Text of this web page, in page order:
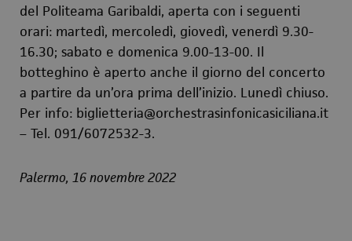
del Politeama Garibaldi, aperta con i seguenti
orari: martedì, mercoledì, giovedì, venerdì 9.30-
16.30; sabato e domenica 9.00-13-00. Il
botteghino è aperto anche il giorno del concerto
a partire da un’ora prima dell’inizio. Lunedì chiuso.
Per info: biglietteria@orchestrasinfonicasiciliana.it
– Tel. 091/6072532-3.
Palermo, 16 novembre 2022